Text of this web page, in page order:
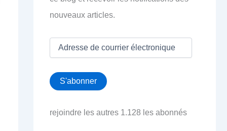
nouveaux articles.
e
s
d
S'abonner
rejoindre les autres 1.128 les abonnés